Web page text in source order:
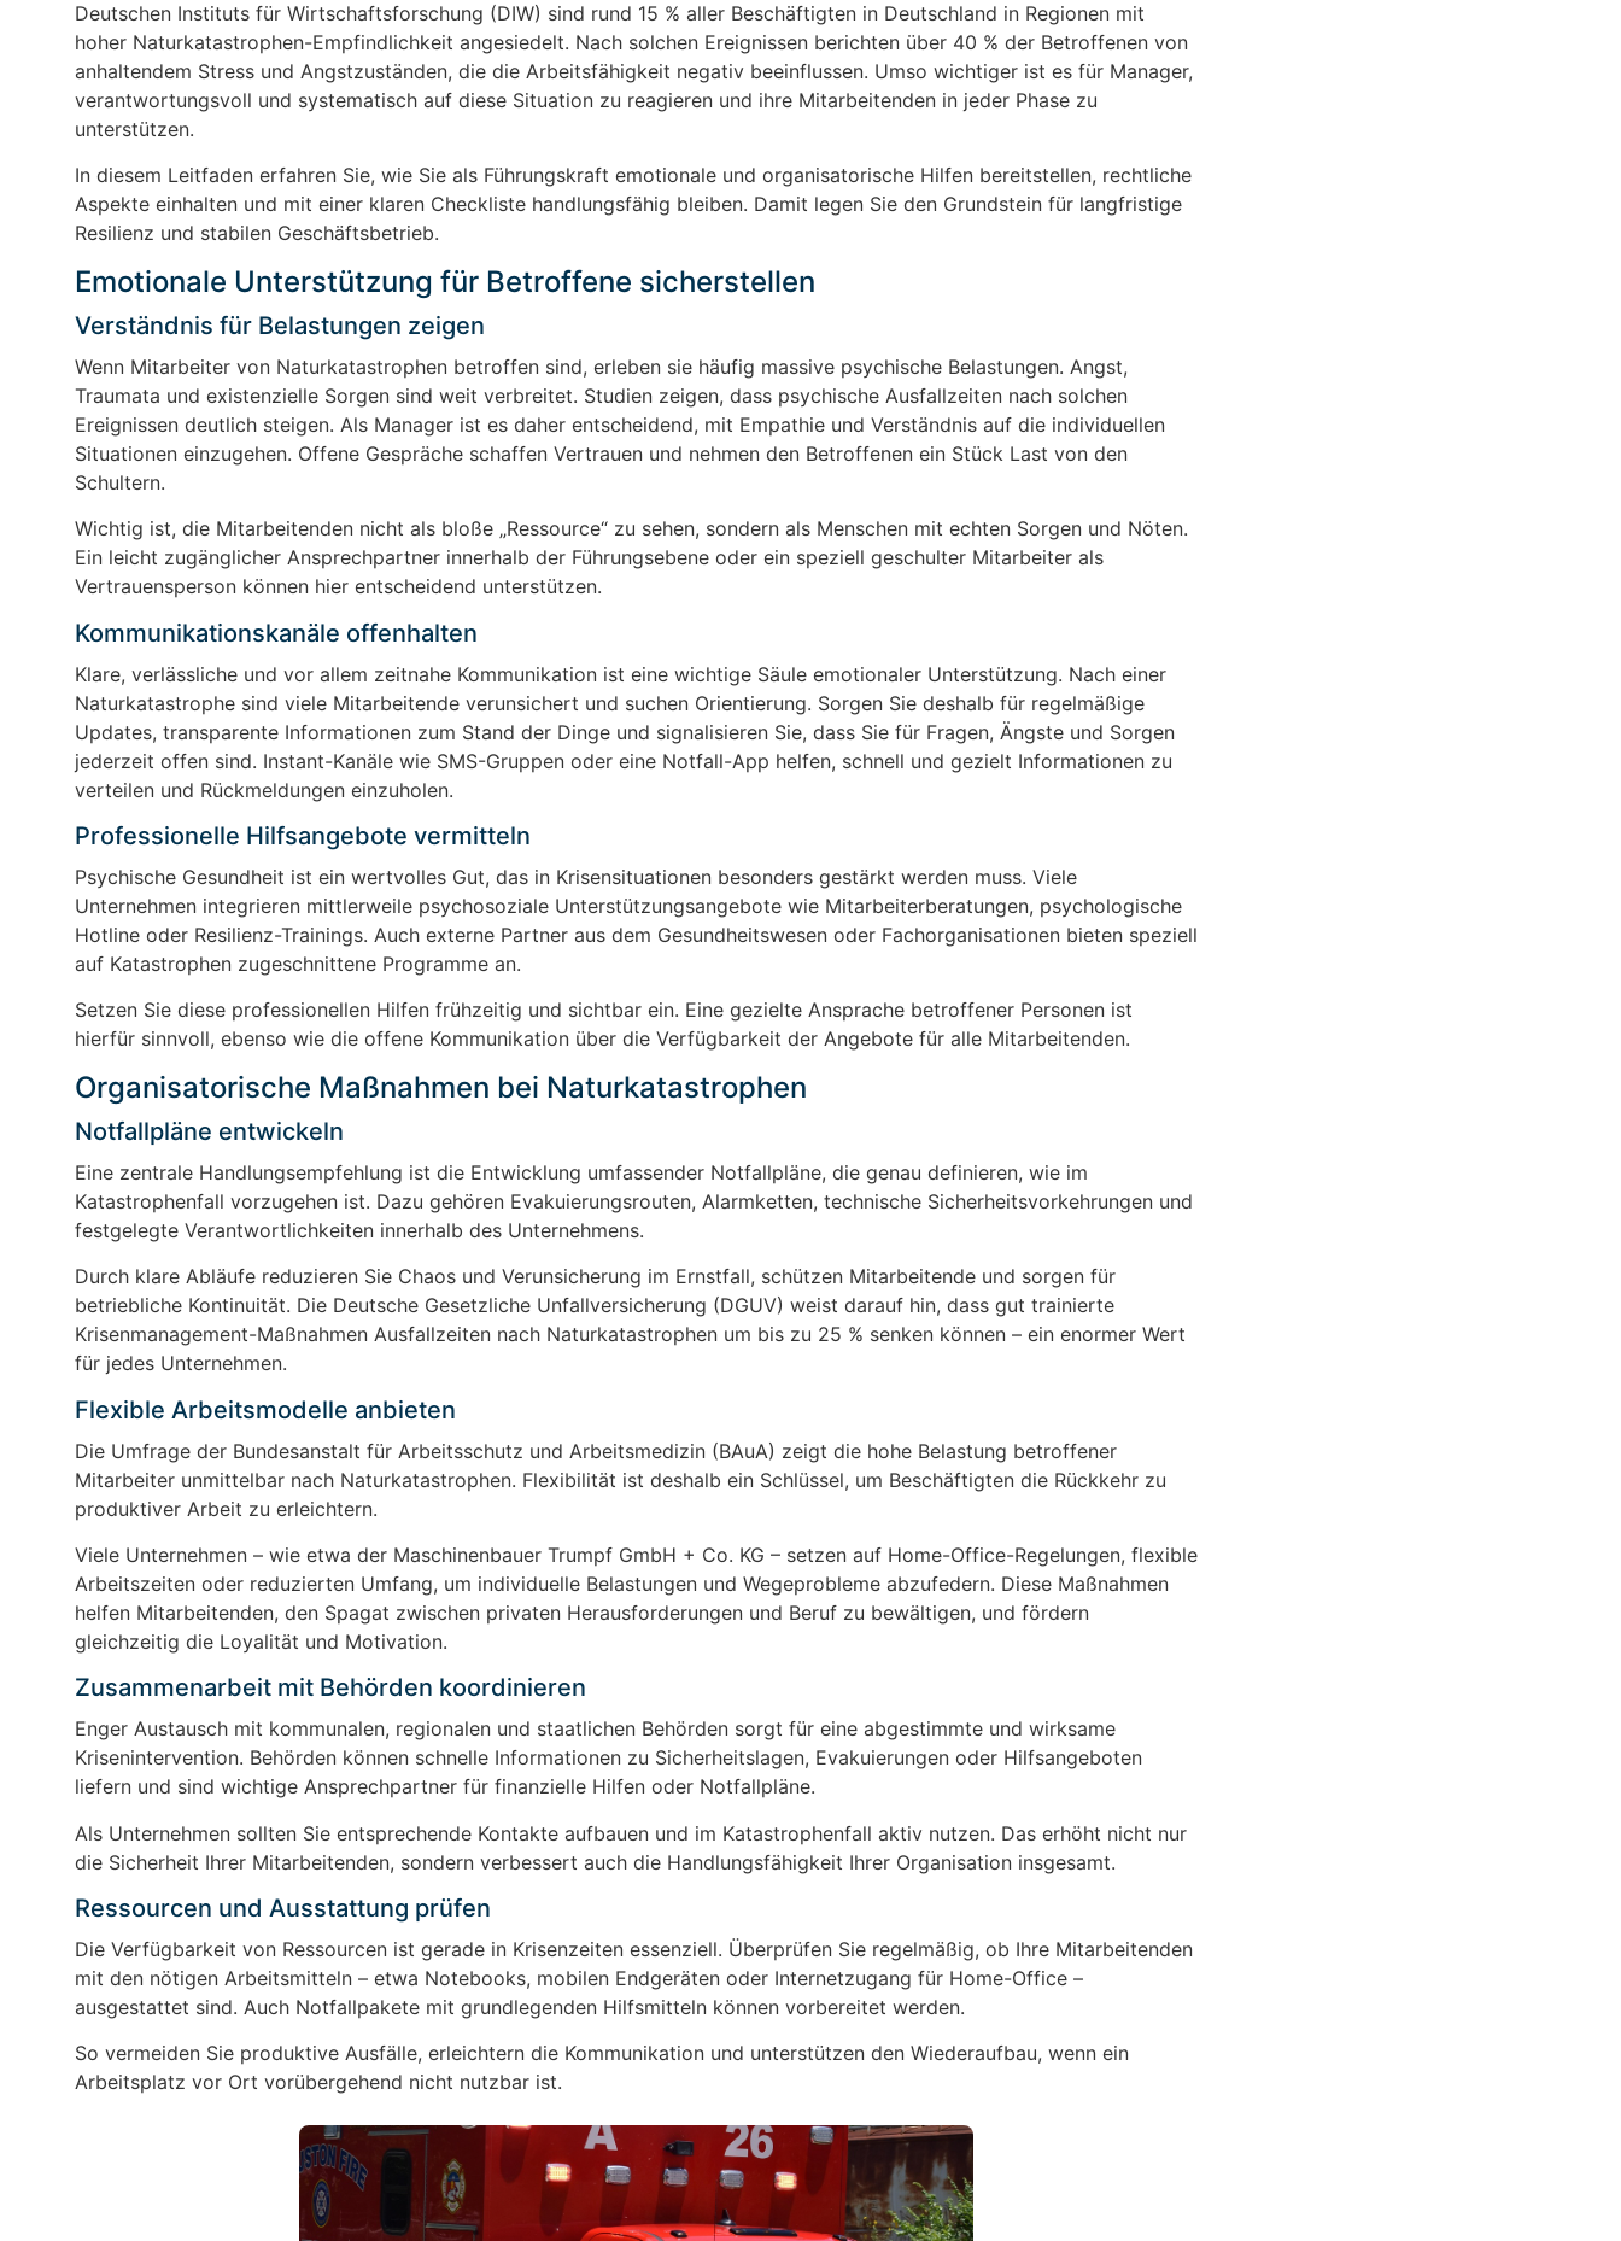
Deutschen Instituts für Wirtschaftsforschung (DIW) sind rund 15 % aller Beschäftigten in Deutschland in Regionen mit
hoher Naturkatastrophen-Empfindlichkeit angesiedelt. Nach solchen Ereignissen berichten über 40 % der Betroffenen von
anhaltendem Stress und Angstzuständen, die die Arbeitsfähigkeit negativ beeinflussen. Umso wichtiger ist es für Manager,
verantwortungsvoll und systematisch auf diese Situation zu reagieren und ihre Mitarbeitenden in jeder Phase zu
unterstützen.
In diesem Leitfaden erfahren Sie, wie Sie als Führungskraft emotionale und organisatorische Hilfen bereitstellen, rechtliche
Aspekte einhalten und mit einer klaren Checkliste handlungsfähig bleiben. Damit legen Sie den Grundstein für langfristige
Resilienz und stabilen Geschäftsbetrieb.
Emotionale Unterstützung für Betroffene sicherstellen
Verständnis für Belastungen zeigen
Wenn Mitarbeiter von Naturkatastrophen betroffen sind, erleben sie häufig massive psychische Belastungen. Angst,
Traumata und existenzielle Sorgen sind weit verbreitet. Studien zeigen, dass psychische Ausfallzeiten nach solchen
Ereignissen deutlich steigen. Als Manager ist es daher entscheidend, mit Empathie und Verständnis auf die individuellen
Situationen einzugehen. Offene Gespräche schaffen Vertrauen und nehmen den Betroffenen ein Stück Last von den
Schultern.
Wichtig ist, die Mitarbeitenden nicht als bloße „Ressource“ zu sehen, sondern als Menschen mit echten Sorgen und Nöten.
Ein leicht zugänglicher Ansprechpartner innerhalb der Führungsebene oder ein speziell geschulter Mitarbeiter als
Vertrauensperson können hier entscheidend unterstützen.
Kommunikationskanäle offenhalten
Klare, verlässliche und vor allem zeitnahe Kommunikation ist eine wichtige Säule emotionaler Unterstützung. Nach einer
Naturkatastrophe sind viele Mitarbeitende verunsichert und suchen Orientierung. Sorgen Sie deshalb für regelmäßige
Updates, transparente Informationen zum Stand der Dinge und signalisieren Sie, dass Sie für Fragen, Ängste und Sorgen
jederzeit offen sind. Instant-Kanäle wie SMS-Gruppen oder eine Notfall-App helfen, schnell und gezielt Informationen zu
verteilen und Rückmeldungen einzuholen.
Professionelle Hilfsangebote vermitteln
Psychische Gesundheit ist ein wertvolles Gut, das in Krisensituationen besonders gestärkt werden muss. Viele
Unternehmen integrieren mittlerweile psychosoziale Unterstützungsangebote wie Mitarbeiterberatungen, psychologische
Hotline oder Resilienz-Trainings. Auch externe Partner aus dem Gesundheitswesen oder Fachorganisationen bieten speziell
auf Katastrophen zugeschnittene Programme an.
Setzen Sie diese professionellen Hilfen frühzeitig und sichtbar ein. Eine gezielte Ansprache betroffener Personen ist
hierfür sinnvoll, ebenso wie die offene Kommunikation über die Verfügbarkeit der Angebote für alle Mitarbeitenden.
Organisatorische Maßnahmen bei Naturkatastrophen
Notfallpläne entwickeln
Eine zentrale Handlungsempfehlung ist die Entwicklung umfassender Notfallpläne, die genau definieren, wie im
Katastrophenfall vorzugehen ist. Dazu gehören Evakuierungsrouten, Alarmketten, technische Sicherheitsvorkehrungen und
festgelegte Verantwortlichkeiten innerhalb des Unternehmens.
Durch klare Abläufe reduzieren Sie Chaos und Verunsicherung im Ernstfall, schützen Mitarbeitende und sorgen für
betriebliche Kontinuität. Die Deutsche Gesetzliche Unfallversicherung (DGUV) weist darauf hin, dass gut trainierte
Krisenmanagement-Maßnahmen Ausfallzeiten nach Naturkatastrophen um bis zu 25 % senken können – ein enormer Wert
für jedes Unternehmen.
Flexible Arbeitsmodelle anbieten
Die Umfrage der Bundesanstalt für Arbeitsschutz und Arbeitsmedizin (BAuA) zeigt die hohe Belastung betroffener
Mitarbeiter unmittelbar nach Naturkatastrophen. Flexibilität ist deshalb ein Schlüssel, um Beschäftigten die Rückkehr zu
produktiver Arbeit zu erleichtern.
Viele Unternehmen – wie etwa der Maschinenbauer Trumpf GmbH + Co. KG – setzen auf Home-Office-Regelungen, flexible
Arbeitszeiten oder reduzierten Umfang, um individuelle Belastungen und Wegeprobleme abzufedern. Diese Maßnahmen
helfen Mitarbeitenden, den Spagat zwischen privaten Herausforderungen und Beruf zu bewältigen, und fördern
gleichzeitig die Loyalität und Motivation.
Zusammenarbeit mit Behörden koordinieren
Enger Austausch mit kommunalen, regionalen und staatlichen Behörden sorgt für eine abgestimmte und wirksame
Krisenintervention. Behörden können schnelle Informationen zu Sicherheitslagen, Evakuierungen oder Hilfsangeboten
liefern und sind wichtige Ansprechpartner für finanzielle Hilfen oder Notfallpläne.
Als Unternehmen sollten Sie entsprechende Kontakte aufbauen und im Katastrophenfall aktiv nutzen. Das erhöht nicht nur
die Sicherheit Ihrer Mitarbeitenden, sondern verbessert auch die Handlungsfähigkeit Ihrer Organisation insgesamt.
Ressourcen und Ausstattung prüfen
Die Verfügbarkeit von Ressourcen ist gerade in Krisenzeiten essenziell. Überprüfen Sie regelmäßig, ob Ihre Mitarbeitenden
mit den nötigen Arbeitsmitteln – etwa Notebooks, mobilen Endgeräten oder Internetzugang für Home-Office –
ausgestattet sind. Auch Notfallpakete mit grundlegenden Hilfsmitteln können vorbereitet werden.
So vermeiden Sie produktive Ausfälle, erleichtern die Kommunikation und unterstützen den Wiederaufbau, wenn ein
Arbeitsplatz vor Ort vorübergehend nicht nutzbar ist.